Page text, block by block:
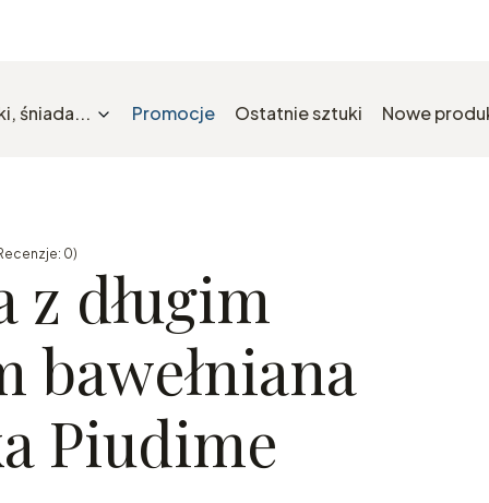
śniada... Promocje Ostatnie sztuki Nowe
0)
z długim
bawełniana
Piudime